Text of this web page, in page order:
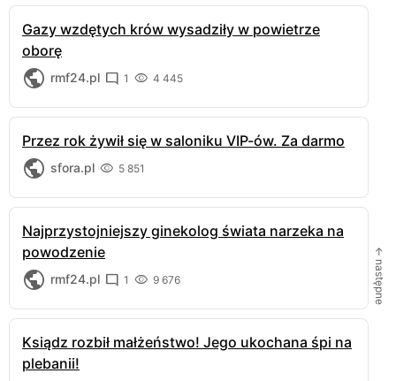
Gazy wzdętych krów wysadziły w powietrze
oborę
rmf24.pl 1 4 445
Przez rok żywił się w saloniku VIP-ów. Za darmo
sfora.pl 5 851
Najprzystojniejszy ginekolog świata narzeka na
powodzenie
rmf24.pl 1 9 676
Ksiądz rozbił małżeństwo! Jego ukochana śpi na
plebanii!
← następne